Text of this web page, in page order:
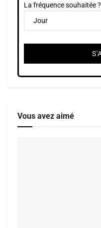
La fréquence souhaitée ?
Vous avez aimé